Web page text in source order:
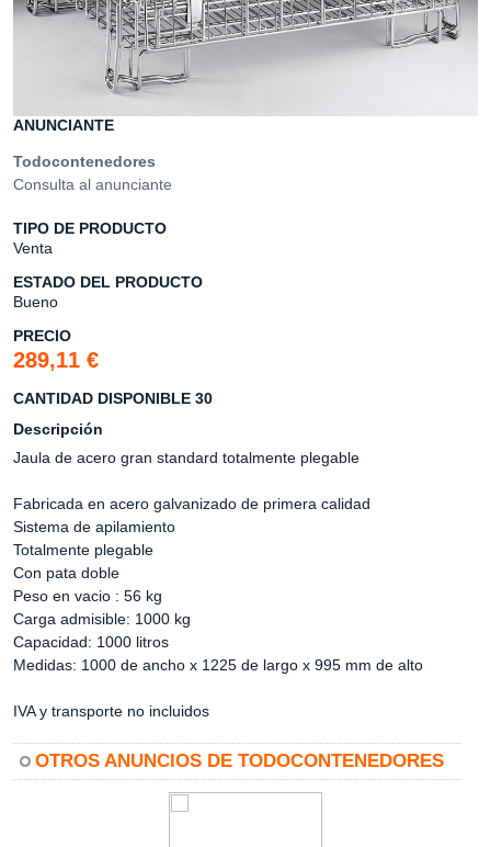
ANUNCIANTE
Todocontenedores
Consulta al anunciante
TIPO DE PRODUCTO
Venta
ESTADO DEL PRODUCTO
Bueno
PRECIO
289,11 €
CANTIDAD DISPONIBLE 30
Descripción
Jaula de acero gran standard totalmente plegable
Fabricada en acero galvanizado de primera calidad
Sistema de apilamiento
Totalmente plegable
Con pata doble
Peso en vacio : 56 kg
Carga admisible: 1000 kg
Capacidad: 1000 litros
Medidas: 1000 de ancho x 1225 de largo x 995 mm de alto
IVA y transporte no incluidos
OTROS ANUNCIOS DE TODOCONTENEDORES